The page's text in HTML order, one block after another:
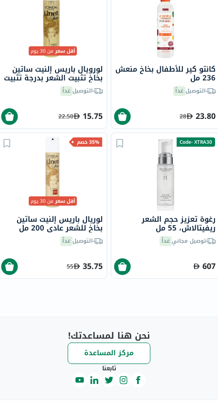
كانتو كير للأطفال بخاخ منعش
236 مل
التوصيلغداً
23.80
28
أقل سعرمن 30 يوم
لورويال باريس إلنيت ساتين
بخاخ تثبيت الشعر بدرجة تثبيت
عادي، 75 مل
التوصيلغداً
15.75
22.50
Code- XTRA30
رغوة تعزيز حجم الشعر
ريفيتالاش، 55 مل
توصيل مجانيغداً
607
35% خصم
أقل سعرمن 30 يوم
لوريال باريس إلنيت ساتين
بخاخ للشعر عادي 200 مل
التوصيلغداً
35.75
55
نحن هنا لمساعدتك!
مركز المساعدة
تابعنا